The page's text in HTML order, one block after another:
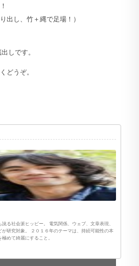
出し、竹＋縄で足場！）
しです。
どうぞ。
る社会派ヒッピー。 電気関係、ウェブ、文章表現、
研究対象。 ２０１６年のテーマは、持続可能性の本
めて綺麗にすること。